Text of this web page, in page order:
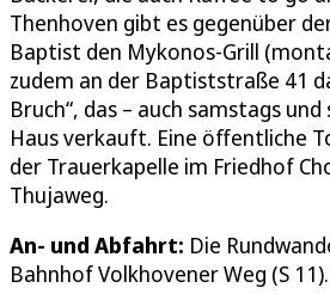
Thenhoven gibt es gegenüber
Baptist den Mykonos-Grill
zudem an der Baptiststraße 41
Bruch“, das – auch samstags
Haus verkauft. Eine öffentliche
der Trauerkapelle im Friedhof
Thujaweg.
An- und Abfahrt: Die
Bahnhof Volkhovener Weg (S